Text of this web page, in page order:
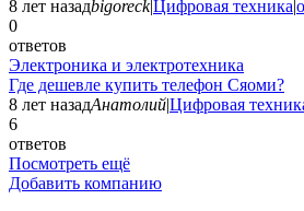
8 лет назадbigoreck|Цифровая техника|
0
ответов
Электроника и электротехника
Где дешевле купить телефон Сяоми?
8 лет назадАнатолий|Цифровая
6
ответов
Посмотреть ещё
Добавить компанию